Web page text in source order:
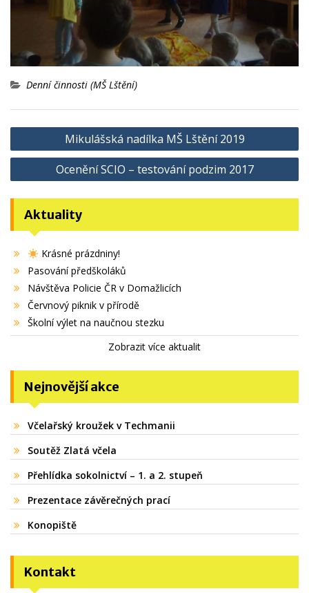
Denní činnosti (MŠ Lštění)
Navigace
pro
příspěvek
Mikulášská nadílka MŠ Lštění 2019
Ocenění SCIO – testování podzim 2017
Aktuality
Krásné prázdniny!
Pasování předškoláků
Návštěva Policie ČR v Domažlicích
Červnový piknik v přírodě
Školní výlet na naučnou stezku
Zobrazit více aktualit
Nejnovější akce
Včelařský kroužek v Techmanii
Soutěž Zlatá včela
Přehlídka sokolnictví – 1. a 2. stupeň
Prezentace závěrečných prací
Konopiště
Kontakt